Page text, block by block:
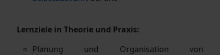
Lernziele in Theorie und Praxis:
Planung und Organisation von